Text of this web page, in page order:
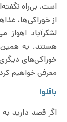
است، بی‌راه
از خوراکی‌ها،
لشکرآباد
هستند. به
خوراکی‌های
معرفی خواهیم
باقلوا
اگر قصد دارید به